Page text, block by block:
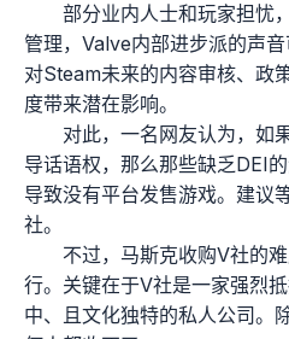
部分业内人士和玩家担忧
管理，Valve内部进步派的声
对Steam未来的内容审核、政
度带来潜在影响。
对此，一名网友认为，如
导话语权，那么那些缺乏DEI
导致没有平台发售游戏。建议
社。
不过，马斯克收购V社的
行。关键在于V社是一家强烈
中、且文化独特的私人公司。